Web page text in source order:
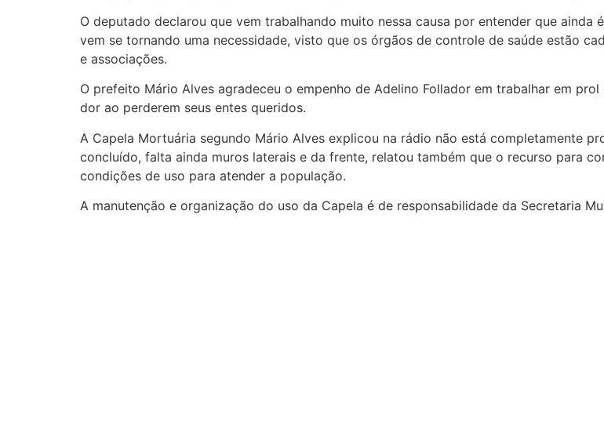
O deputado declarou que vem trabalhando muito nessa causa por entender que
vem se tornando uma necessidade, visto que os órgãos de controle de saúde estão
e associações.
O prefeito Mário Alves agradeceu o empenho de Adelino Follador em trabalhar em
dor ao perderem seus entes queridos.
A Capela Mortuária segundo Mário Alves explicou na rádio não está completamente
concluído, falta ainda muros laterais e da frente, relatou também que o recurso para
condições de uso para atender a população.
A manutenção e organização do uso da Capela é de responsabilidade da Secretaria